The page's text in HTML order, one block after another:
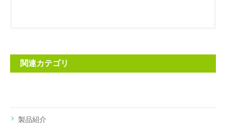
関連カテゴリ
製品紹介